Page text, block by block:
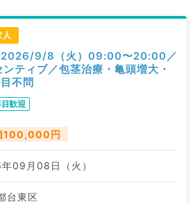
人
2026/9/8（火）09:00〜20:00／
ティブ／包茎治療・亀頭増大・
不問
歓迎
100,000円
09月08日（火）
台東区